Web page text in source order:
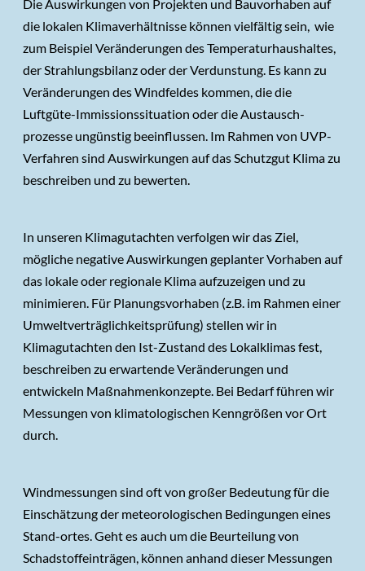
Wasserwirtschaft
Abfallwirtschaft
Freizeit-/ Sporteinrichtungen
Emissions- und Immissionsmessung
Referenzsuche
Die Auswirkungen von Projekten und Bauvorhaben auf
die lokalen Klimaverhältnisse können vielfältig sein, wie
zum Beispiel Veränderungen des Temperaturhaushaltes,
der Strahlungsbilanz oder der Verdunstung. Es kann zu
Veränderungen des Windfeldes kommen, die die
Luftgüte-Immissionssituation oder die Austausch-
prozesse ungünstig beeinflussen. Im Rahmen von UVP-
Verfahren sind Auswirkungen auf das Schutzgut Klima zu
beschreiben und zu bewerten.
In unseren Klimagutachten verfolgen wir das Ziel,
mögliche negative Auswirkungen geplanter Vorhaben auf
das lokale oder regionale Klima aufzuzeigen und zu
minimieren. Für Planungsvorhaben (z.B. im Rahmen einer
Umweltverträglichkeitsprüfung) stellen wir in
Klimagutachten den Ist-Zustand des Lokalklimas fest,
beschreiben zu erwartende Veränderungen und
entwickeln Maßnahmenkonzepte. Bei Bedarf führen wir
Messungen von klimatologischen Kenngrößen vor Ort
durch.
Windmessungen sind oft von großer Bedeutung für die
Einschätzung der meteorologischen Bedingungen eines
Stand-ortes. Geht es auch um die Beurteilung von
Schadstoffeinträgen, können anhand dieser Messungen